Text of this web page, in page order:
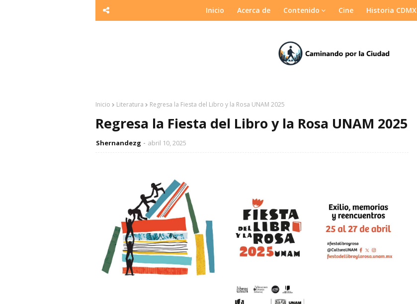
Inicio Acerca de Contenido Cine Historia CDMX
Inicio Literatura Regresa la Fiesta del Libro y la Rosa UNAM 2025
Regresa la Fiesta del Libro y la Rosa UNAM 2025
Shernandezg abril 10, 2025